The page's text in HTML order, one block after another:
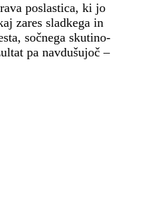
poslastica, ki jo
zares sladkega in
sočnega skutino-
pa navdušujoč –